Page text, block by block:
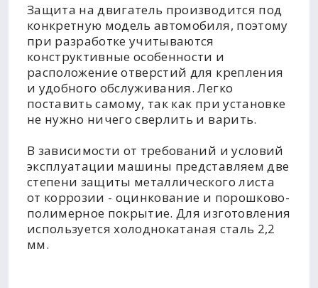
Защита на двигатель производится под
конкретную модель автомобиля, поэтому
при разработке учитываются
конструктивные особенности и
расположение отверстий для крепления
и удобного обслуживания. Легко
поставить самому, так как при установке
не нужно ничего сверлить и варить.
В зависимости от требований и условий
эксплуатации машины представляем две
степени защиты металлического листа
от коррозии - оцинкование и порошково-
полимерное покрытие. Для изготовления
используется холоднокатаная сталь 2,2
мм.